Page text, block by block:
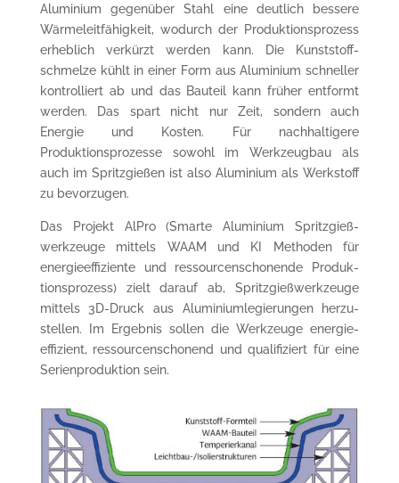
Alumi­nium gegenüber Stahl eine deutlich bessere
Wärmeleit­fähigkeit, wodurch der Produktions­prozess
erheblich verkürzt werden kann. Die Kunststoff­
schmelze kühlt in einer Form aus Aluminium schneller
kontrol­liert ab und das Bauteil kann früher entformt
werden. Das spart nicht nur Zeit, sondern auch
Energie und Kosten. Für nachhaltigere
Produktionsprozesse sowohl im Werkzeug­bau als
auch im Spritz­gießen ist also Alumi­nium als Werkstoff
zu bevorzugen.
Das Projekt AlPro (Smarte Aluminium Spritzgieß­
werkzeuge mittels WAAM und KI Methoden für
energie­effiziente und ressour­censcho­nende Produk­
tionsprozess) zielt darauf ab, Spritzgieß­werkzeuge
mittels 3D-Druck aus Aluminium­legierungen herzu­
stellen. Im Ergebnis sollen die Werkzeuge energie­
effizient, ressourcen­scho­nend und qualifiziert für eine
Serien­produktion sein.